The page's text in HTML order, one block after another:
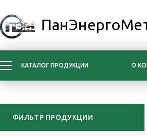
КАТАЛОГ ПРОДУКЦИИ О
ФИЛЬТР ПРОДУКЦИИ